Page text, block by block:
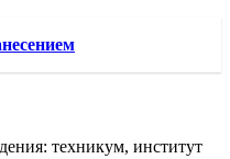
техникум, институт